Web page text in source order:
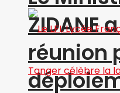
ZIDANE
réunion